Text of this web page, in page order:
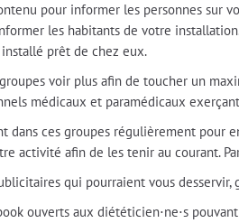
pour informer les personnes sur
les habitants de votre
prêt de chez eux.
voir plus afin de toucher un
médicaux et paramédicaux
dans ces groupes régulièrement
activité afin de les tenir au courant.
qui pourraient vous
ouverts aux diététicien⋅ne⋅s